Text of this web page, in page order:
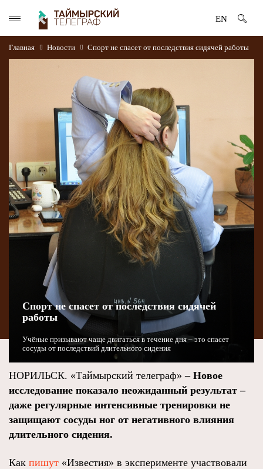
EN
Главная Новости Спорт не спасет от последствия сидячей работы
Спорт не спасет от последствия сидячей
работы
Учёные призывают чаще двигаться в течение дня – это спасет
сосуды от последствий длительного сидения
НОРИЛЬСК. «Таймырский телеграф» – Новое
исследование показало неожиданный результат –
даже регулярные интенсивные тренировки не
защищают сосуды ног от негативного влияния
длительного сидения.
Как пишут «Известия» в эксперименте участвовали